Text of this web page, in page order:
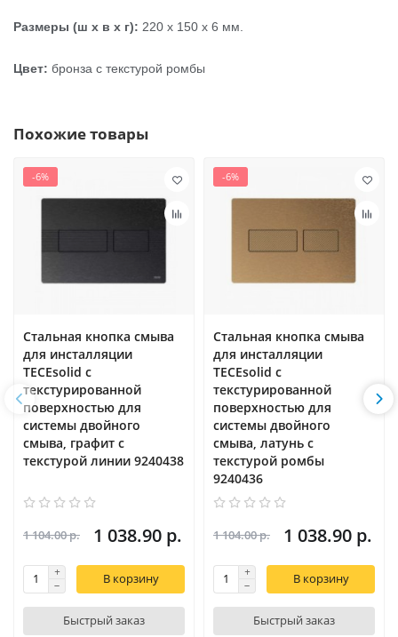
Размеры (ш x в x г): 220 x 150 x 6 мм.
Цвет: бронза с текстурой ромбы
Похожие товары
-6%
Стальная кнопка смыва
для инсталляции
TECEsolid с
текстурированной
поверхностью для
системы двойного
смыва, графит с
текстурой линии 9240438
1 104.00 р. 1 038.90 р.
В корзину
Быстрый заказ
-6%
Стальная кнопка смыва
для инсталляции
TECEsolid с
текстурированной
поверхностью для
системы двойного
смыва, латунь с
текстурой ромбы
9240436
1 104.00 р. 1 038.90 р.
В корзину
Быстрый заказ